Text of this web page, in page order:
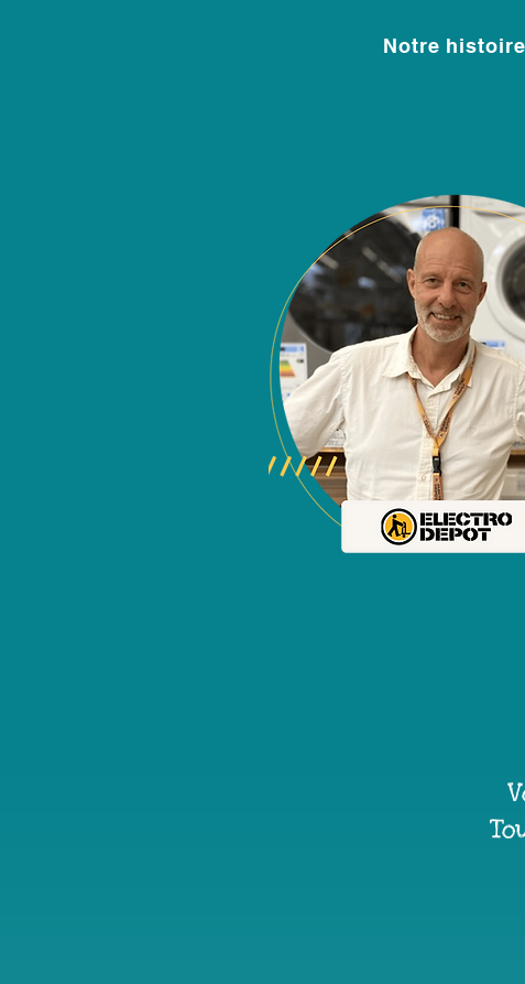
Notre histoire